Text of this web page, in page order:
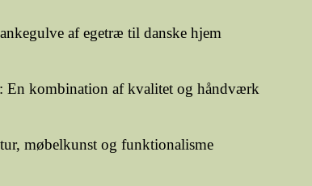
af egetræ til danske hjem
En kombination af kvalitet og håndværk
møbelkunst og funktionalisme